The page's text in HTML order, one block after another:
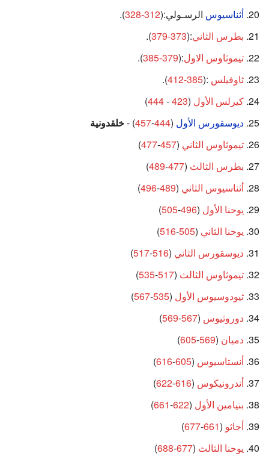
أثناسيوس الرسـولي:(312-328
).
بطرس الثاني:(
373-379
).
تيموثاوس الاول:(
379-385
).
ثاوفيلس :(
385-412
).
كيرلس الأول (
423
-
444
)
ديوسقورس الأول (
444
-
457
) -خلقدونية
تيموثاوس الثاني (
457
-
477
)
بطرس الثالث (
477
-
489
)
أثناسيوس الثاني (
489
-
496
)
يوحنا الأول (
496
-
505
)
يوحنا الثاني (
505
-
516
)
ديوسقورس الثاني (
516
-
517
)
تيموثاوس الثالث (
517
-
535
)
ثيودوسيوس الأول (
535
-
567
)
دوروثيوس (
567
-
569
)
دميان (
569
-
605
)
أنستاسيوس (
605
-
616
)
أندرونيكوس (
616
-
622
)
بنيامين الأول (
622
-
661
)
أجاثو (
661
-
677
)
يوحنا الثالث (
677
-
688
)